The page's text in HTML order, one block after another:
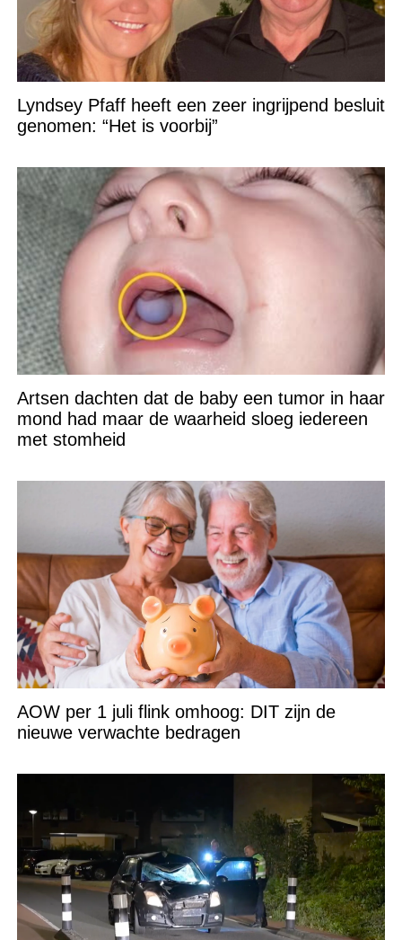
Lyndsey Pfaff heeft een zeer ingrijpend besluit
genomen: “Het is voorbij”
Artsen dachten dat de baby een tumor in haar
mond had maar de waarheid sloeg iedereen
met stomheid
AOW per 1 juli flink omhoog: DIT zijn de
nieuwe verwachte bedragen